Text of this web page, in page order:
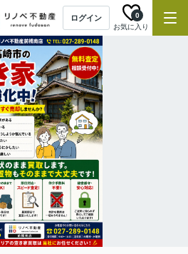
ログイン
お気に入り
0